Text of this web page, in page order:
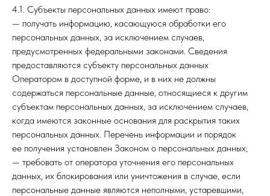
4.1. Субъекты персональных данных имеют право:
— получать информацию, касающуюся обработки его
персональных данных, за исключением случаев,
предусмотренных федеральными законами. Сведения
предоставляются субъекту персональных данных
Оператором в доступной форме, и в них не должны
содержаться персональные данные, относящиеся к другим
субъектам персональных данных, за исключением случаев,
когда имеются законные основания для раскрытия таких
персональных данных. Перечень информации и порядок
ее получения установлен Законом о персональных данных;
— требовать от оператора уточнения его персональных
данных, их блокирования или уничтожения в случае, если
персональные данные являются неполными, устаревшими,